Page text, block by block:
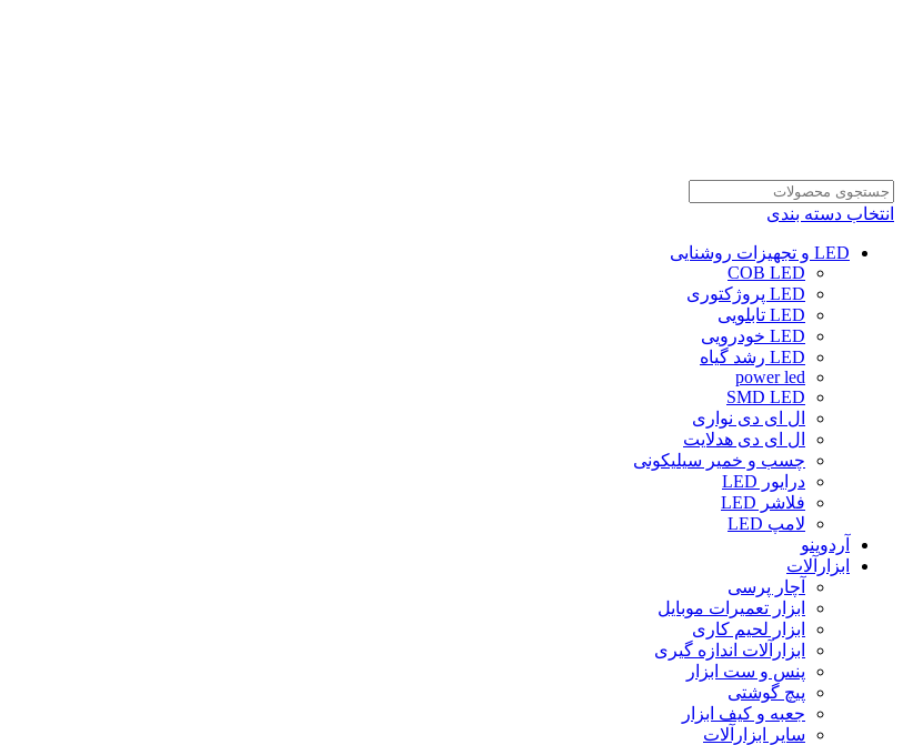
انتخاب دسته بندی
LED و تجهیزات روشنایی
COB LED
LED پروژکتوری
LED تابلویی
LED خودرویی
LED رشد گیاه
power led
SMD LED
ال ای دی نواری
ال ای دی هدلایت
چسب و خمیر سیلیکونی
درایور LED
فلاشر LED
لامپ LED
آردوینو
ابزارآلات
آچار پرسی
ابزار تعمیرات موبایل
ابزار لحیم کاری
ابزارآلات اندازه گیری
پنس و ست ابزار
پیچ گوشتی
جعبه و کیف ابزار
سایر ابزارآلات